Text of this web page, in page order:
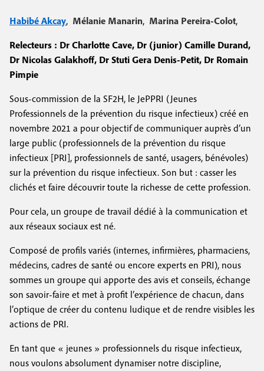
i
n
c
p
a
l
e
c
o
n
a
i
r
e
Habibé Akcay, Mélanie Manarin, Marina Pereira-Colot,
Relecteurs : Dr Charlotte Cave, Dr (junior) Camille Durand,
Dr Nicolas Galakhoff, Dr Stuti Gera Denis-Petit, Dr Romain
Pimpie
Sous-commission de la SF2H, le JePPRI (Jeunes
Professionnels de la prévention du risque infectieux) créé en
novembre 2021 a pour objectif de communiquer auprès d’un
large public (professionnels de la prévention du risque
infectieux [PRI], professionnels de santé, usagers, bénévoles)
sur la prévention du risque infectieux. Son but : casser les
clichés et faire découvrir toute la richesse de cette profession.
Pour cela, un groupe de travail dédié à la communication et
aux réseaux sociaux est né.
Composé de profils variés (internes, infirmières, pharmaciens,
médecins, cadres de santé ou encore experts en PRI), nous
sommes un groupe qui apporte des avis et conseils, échange
son savoir-faire et met à profit l’expérience de chacun, dans
l’optique de créer du contenu ludique et de rendre visibles les
actions de PRI.
En tant que « jeunes » professionnels du risque infectieux,
nous voulons absolument dynamiser notre discipline,